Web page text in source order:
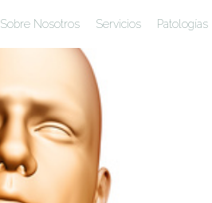
Sobre Nosotros Servicios Patologías